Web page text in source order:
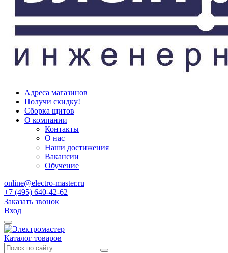
Адреса магазинов
Получи скидку!
Сборка щитов
О компании
Контакты
О нас
Наши достижения
Вакансии
Обучение
online@electro-master.ru
+7 (495) 640-42-62
Заказать звонок
Вход
Каталог товаров